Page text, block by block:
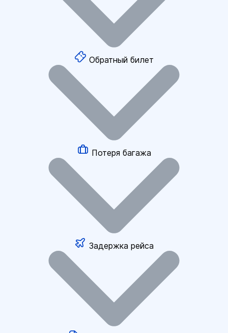
Обратный билет
Потеря багажа
Задержка рейса